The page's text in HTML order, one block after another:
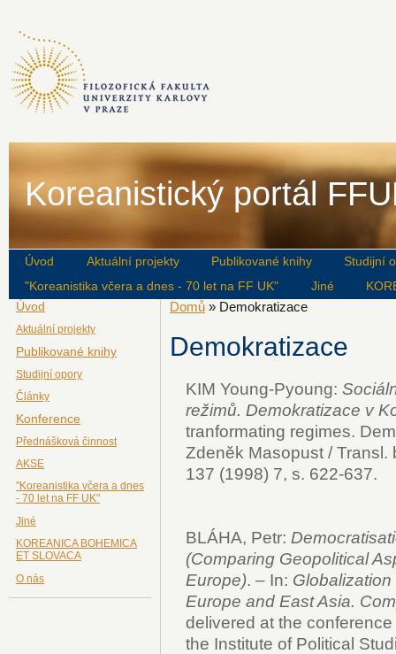
Koreanistický portál
Úvod Aktuální projekty Publikované knihy
Studijní
"Koreanistika včera a dnes - 70 let na FF UK"
Jiné
Úvod
Aktuální projekty
Publikované knihy
Studijní opory
Články
Konference
Přednášková činnost
AKSE
"Koreanistika včera a dnes
- 70 let na FF UK"
Jiné
KOREANICA BOHEMICA
ET SLOVACA
O nás
Domů » Demokratizace
Demokratizace
KIM Young-Pyoung:
režimů. Demokratizace v
tranformating regimes.
Zdeněk Masopust /
137 (1998) 7, s. 622-637.
BLÁHA, Petr:
(Comparing Geopolitical
Europe). – In:
Europe and East Asia.
delivered at the
the Institute of Political